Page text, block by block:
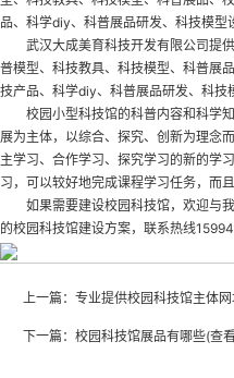
品、科学diy、科普展品研发、科技模型
武汉大成美育科技开发有限公司提
普模型、科技教具、科技模型、科普展
技产品、科学diy、科普展品研发、科技
校园小型科技馆的科普内容和科学
展为主体，以综合、探究、创新为理念
主学习、合作学习、探究学习的新的学
习，可以较好地完成课程学习任务，而
如果需要建设校园科技馆，欢迎与
的校园科技馆建设方案，联系热线
上一篇： 专业提供校园科技馆主体
下一篇： 校园科技馆展品有哪些(查